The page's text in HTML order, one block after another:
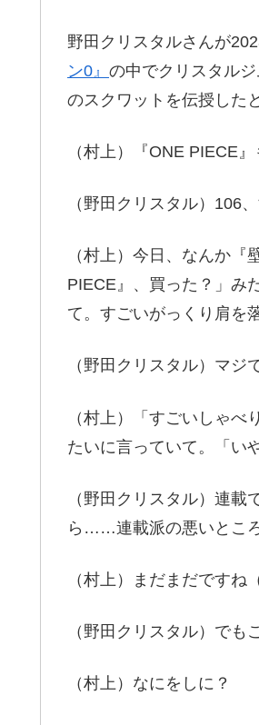
野田クリスタルさんが
ン0』 の中でクリスタル
のスクワットを伝授した
（村上）『ONE PIECE
（野田クリスタル）106
（村上）今日、なんか
PIECE』、買った？」み
て。すごいがっくり肩を
（野田クリスタル）マ
（村上）「すごいしゃ
たいに言っていて。「い
（野田クリスタル）連
ら……連載派の悪いとこ
（村上）まだまだですね
（野田クリスタル）でも
（村上）なにをしに？